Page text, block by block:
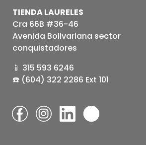
TIENDA LAURELES
Cra 66B #36-46
Avenida Bolivariana sector
conquistadores
📱 315 593 6246
☎️ (604) 322 2286 Ext 101